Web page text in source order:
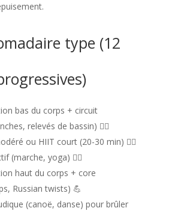
type (12
bas du corps + circuit
relevés de bassin) 🏋️‍♀️
ou HIIT court (20-30 min) 🚴‍♀️
(marche, yoga) 🚶‍♀️
haut du corps + core
Russian twists) 💪
(canoë, danse) pour brûler